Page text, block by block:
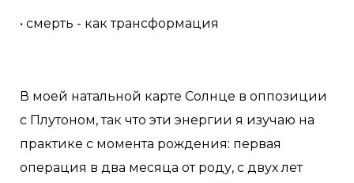
• смерть - как трансформация
В моей натальной карте Солнце в оппозиции
с Плутоном, так что эти энергии я изучаю на
практике с момента рождения: первая
операция в два месяца от роду, с двух лет